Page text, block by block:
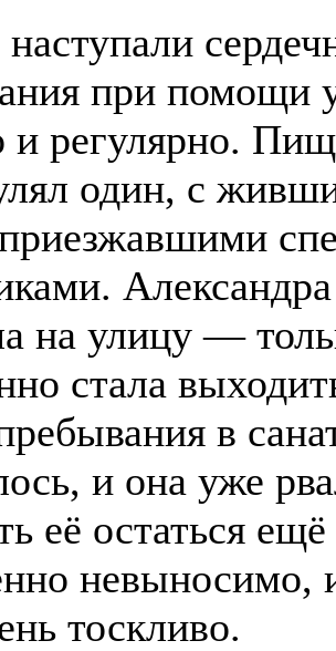
наступали
при помощи
и регулярно.
один, с
на улицу —
стала
в
и она уже
её остаться
невыносимо,
тоскливо.